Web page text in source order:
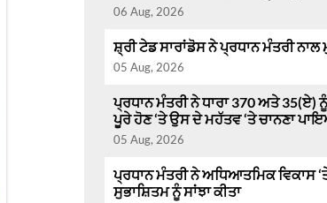
06 Aug, 2026
ਸ਼੍ਰੀ ਟੇਡ ਸਾਰਾਂਡੋਸ ਨੇ ਪ੍ਰਧਾਨ ਮੰਤਰੀ ਨਾਲ
05 Aug, 2026
ਪ੍ਰਧਾਨ ਮੰਤਰੀ ਨੇ ਧਾਰਾ 370 ਅਤੇ 35(ਏ)
ਪੂਰੇ ਹੋਣ ‘ਤੇ ਉਸ ਦੇ ਮਹੱਤਵ ‘ਤੇ ਚਾਨਣਾ
05 Aug, 2026
ਪ੍ਰਧਾਨ ਮੰਤਰੀ ਨੇ ਅਧਿਆਤਮਿਕ ਵਿਕਾਸ
ਸੁਭਾਸ਼ਿਤਮ ਨੂੰ ਸਾਂਝਾ ਕੀਤਾ